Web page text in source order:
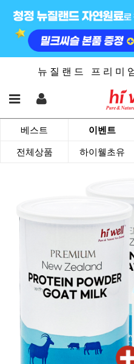
뉴 질 랜 드 프 리 미
베스트 이벤트
전체상품 하이웰초유